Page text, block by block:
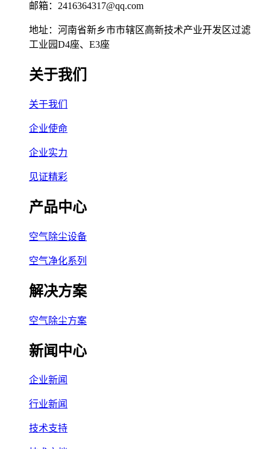
邮箱：2416364317@qq.com
地址：河南省新乡市市辖区高新技术产业开发区过滤
工业园D4座、E3座
关于我们
关于我们
企业使命
企业实力
见证精彩
产品中心
空气除尘设备
空气净化系列
解决方案
空气除尘方案
新闻中心
企业新闻
行业新闻
技术支持